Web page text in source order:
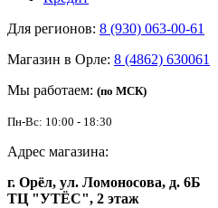
Для регионов: 8 (930) 063-00-61
Магазин в Орле: 8 (4862) 630061
Мы работаем: (по МСК)
Пн-Вс: 10:00 - 18:30
Адрес магазина:
г. Орёл, ул. Ломоносова, д. 6Б
ТЦ "УТЁС", 2 этаж